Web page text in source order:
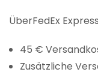
ÜberFedEx
45 €
Zusätzliche